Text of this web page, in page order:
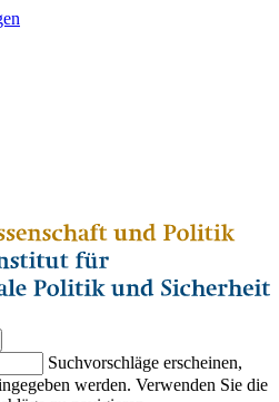
Suchvorschläge erscheinen,
werden. Verwenden Sie die